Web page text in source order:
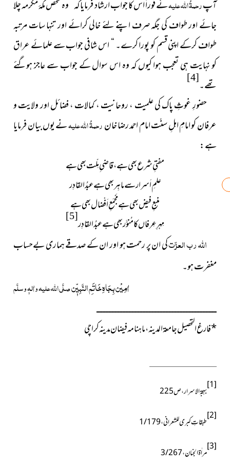
آپرحمۃُ اللہ علیہنے فوراً اس کا جواب ارشاد فرمایا کہ ” وہ شخص مکۂ مکرمہ چلا
جائے اور طواف کی جگہ صرف اپنے لئے خالی کرائے اور تنہا سات مرتبہ
طواف کرکے اپنی قسم کو پورا کرے۔ “ اس شافی جواب سے علمائے عراق
کو نہایت ہی تعجب ہوا کیوں کہ وہ اس سوال کے جواب سے عاجز ہوگئے
تھے۔[4]
حضورِ غوثِ پاک کی علمیت ، روحانیت ، کمالات ، فضائل اور ولایت و
عرفان کو امامِ اہلِ سنّت امام احمد رضا خانرحمۃُ اللہ علیہنے یوں بیان فرمایا
ہے :
مفتیِ شرع بھی ہے ، قاضی ِمِلّت بھی ہے
علمِ اَسرار سے ماہِر بھی ہے عبدُ القادِر
منبعِ فیض بھی ہے مَجْمَعِ اَفْضال بھی ہے
مِہرِ عِرفاں کا مُنوَّر بھی ہے عبدُ القادِر
[5]
اللہ رب العزّتکی ان پر رحمت ہو اور ان کے صدقے ہماری بےحساب
مغفرت ہو۔
اٰمِیْن بِجَاہِ خَاتَمِ النَّبِیّٖنصلَّی اللہ علیہ واٰلہٖ وسلَّم
ــــــــــــــــــــــــــــــــــــــــــــــــــــــــــــــــــــــــــــــ
*فارغ التحصیل جامعۃ المدینہ ، ماہنامہ فیضان مدینہ کراچی
[1] بہجۃ الاسرار ، ص225
[2] طبقاتِ کبری للشعرانی ، 1/179
[3] مراٰۃ الجنان ، 3/267